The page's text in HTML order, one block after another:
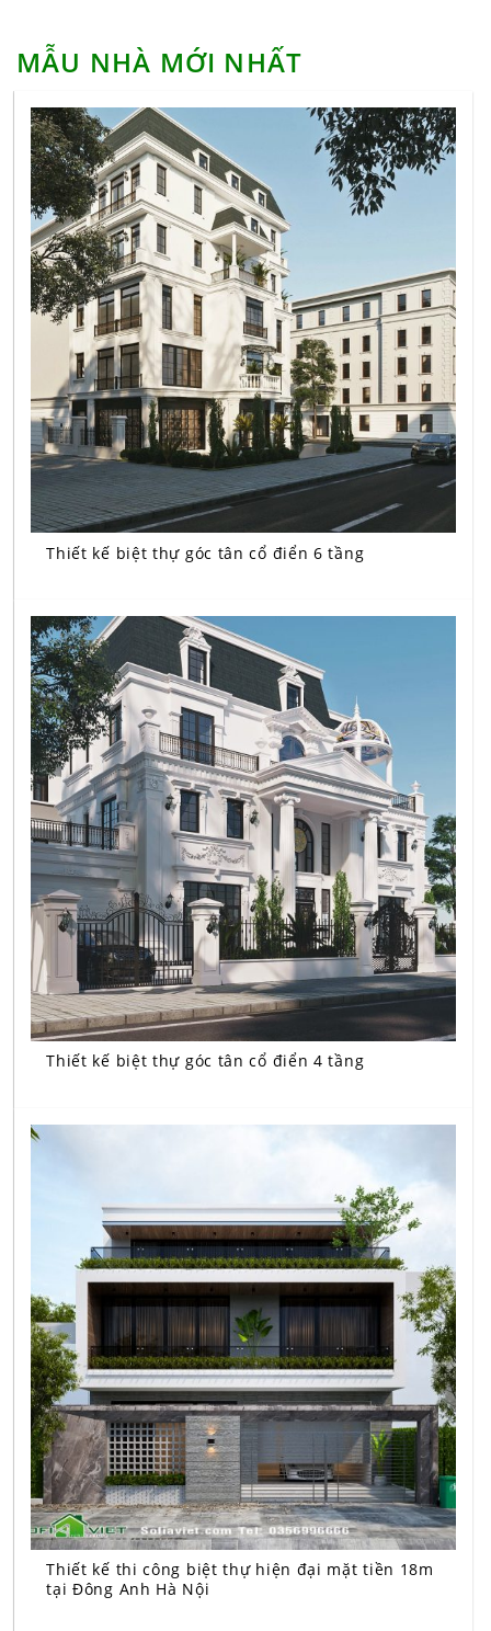
chất lượng cùng Sofia Việt
MẪU NHÀ MỚI NHẤT
Thiết kế biệt thự góc tân cổ điển 6 tầng
Thiết kế biệt thự góc tân cổ điển 4 tầng
Thiết kế thi công biệt thự hiện đại mặt tiền 18m
tại Đông Anh Hà Nội